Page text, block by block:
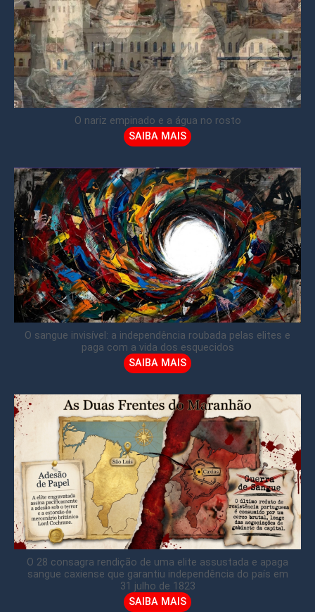
O nariz empinado e a água no rosto
SAIBA MAIS
O sangue invisível: a independência roubada pelas elites e
paga com a vida dos esquecidos
SAIBA MAIS
O 28 consagra rendição de uma elite assustada e apaga
sangue caxiense que garantiu independência do país em
31 julho de 1823
SAIBA MAIS